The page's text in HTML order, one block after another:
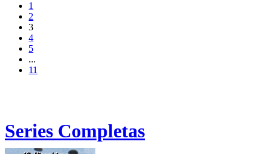
1
2
3
4
5
...
11
Series Completas